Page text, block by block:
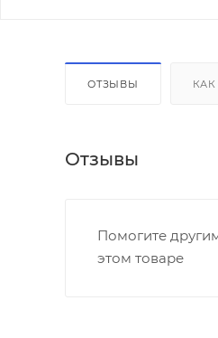
ОТЗЫВЫ
Отзывы
Помогите
этом товаре